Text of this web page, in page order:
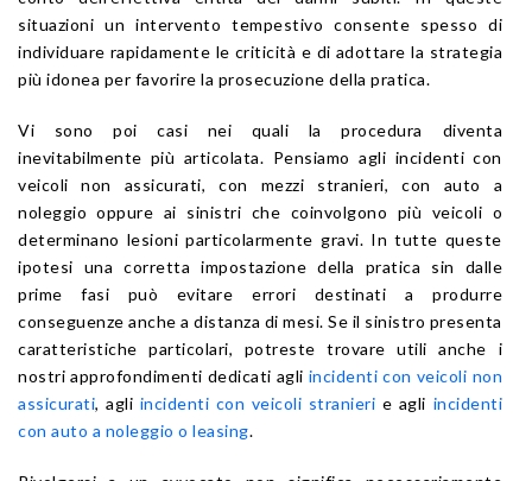
situazioni un intervento tempestivo consente spesso di
individuare rapidamente le criticità e di adottare la strategia
più idonea per favorire la prosecuzione della pratica.
Vi sono poi casi nei quali la procedura diventa
inevitabilmente più articolata. Pensiamo agli incidenti con
veicoli non assicurati, con mezzi stranieri, con auto a
noleggio oppure ai sinistri che coinvolgono più veicoli o
determinano lesioni particolarmente gravi. In tutte queste
ipotesi una corretta impostazione della pratica sin dalle
prime fasi può evitare errori destinati a produrre
conseguenze anche a distanza di mesi. Se il sinistro presenta
caratteristiche particolari, potreste trovare utili anche i
nostri approfondimenti dedicati agli incidenti con veicoli non
assicurati, agli incidenti con veicoli stranieri e agli incidenti
con auto a noleggio o leasing.